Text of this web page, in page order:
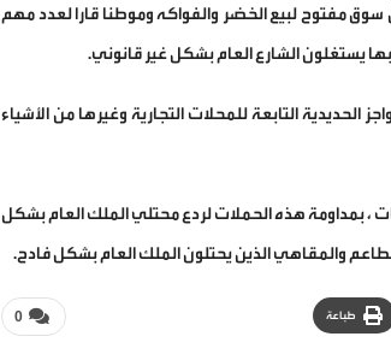
مفتوح لبيع الخضر والفواكه وموطنا قارا لعدد مهم
يستغلون الشارع العام بشكل غير قانوني.
الحديدية التابعة للمحلات التجارية وغيرها من الأشياء
بمداومة هذه الحملات لردع محتلي الملك العام بشكل
والمقاهي الذين يحتلون الملك العام بشكل فادح.
0 طباعة